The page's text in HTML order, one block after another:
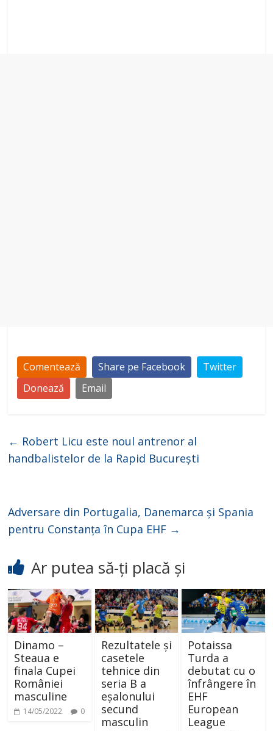
Comentează Share pe Facebook
Twitter
Donează
Email
← Robert Licu este noul antrenor al
handbalistelor de la Rapid București
Adversare din Portugalia, Danemarca și Spania
pentru Constanța în Cupa EHF →
Ar putea să-ți placă și
Dinamo –
Steaua e
finala Cupei
României
masculine
14/05/2022 0
Rezultatele și
casetele
tehnice din
seria B a
eșalonului
secund
masculin
Potaissa
Turda a
debutat cu o
înfrângere în
EHF
European
League